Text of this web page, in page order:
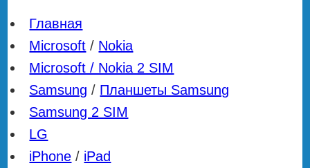
Главная
Microsoft / Nokia
Microsoft / Nokia 2 SIM
Samsung / Планшеты Samsung
Samsung 2 SIM
LG
iPhone / iPad